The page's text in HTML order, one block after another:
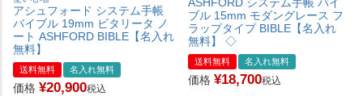
アシュフォード システム手帳
バイブル 19mm ビタリータ ノ
ート ASHFORD BIBLE【名入れ
無料】
送料無料 名入れ無料
価格 ¥20,900税込
ブル 15mm モダングレース フ
ラップタイプ BIBLE【名入れ
無料】 ◇
送料無料 名入れ無料
価格 ¥18,700税込